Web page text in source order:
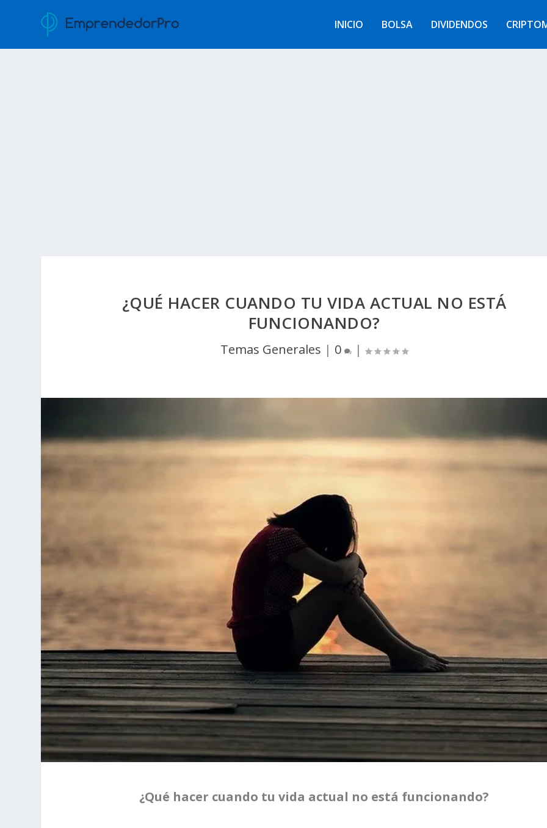
INICIO BOLSA DIVIDENDOS
¿QUÉ HACER CUANDO TU VIDA ACTUAL NO ESTÁ
FUNCIONANDO?
Temas Generales | 0 |
¿Qué hacer cuando tu vida actual no está funcionando?